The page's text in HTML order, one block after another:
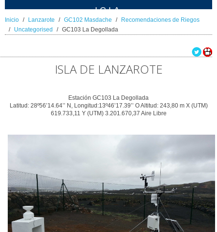
ICIA
Inicio Lanzarote GC102 Masdache
Recomendaciones de Riegos
Uncategorised
GC103 La Degollada
ISLA DE LANZAROTE
Estación GC103 La Degollada
Latitud: 28º56’14.64’’ N, Longitud:13º46’17.39’’ O Altitud: 243,80 m X (UTM)
619.733,11 Y (UTM) 3.201.670,37 Aire Libre